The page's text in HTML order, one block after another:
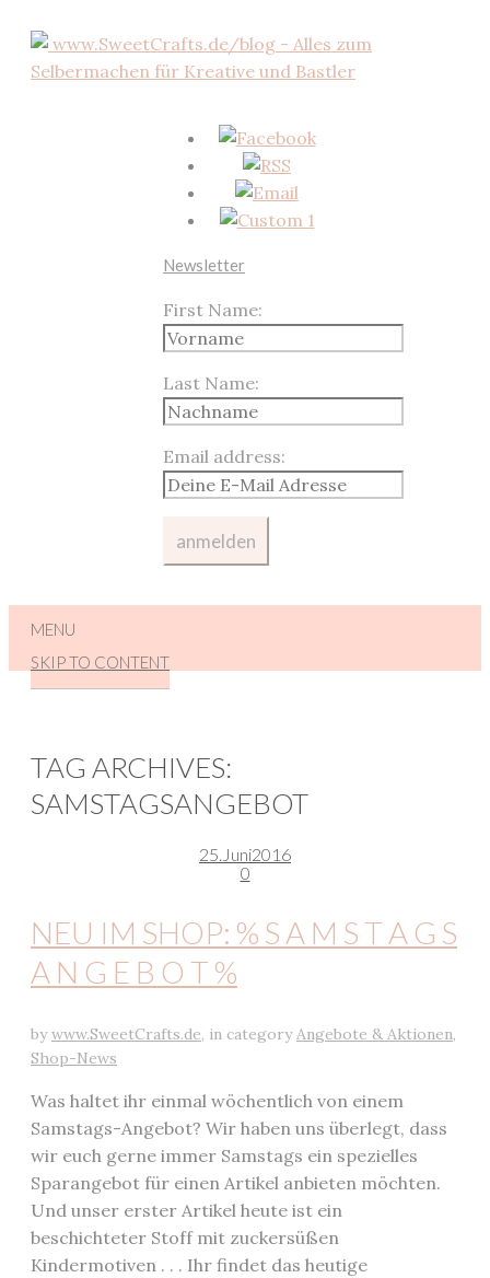
Newsletter
First Name:
Last Name:
Email address:
MENU
SKIP TO CONTENT
TAG ARCHIVES:
SAMSTAGSANGEBOT
25. Juni2016
0
NEU IM SHOP: % S A M S T A G S
A N G E B O T %
bywww.SweetCrafts.de, in categoryAngebote & Aktionen,
Shop-News
Was haltet ihr einmal wöchentlich von einem
Samstags-Angebot? Wir haben uns überlegt, dass
wir euch gerne immer Samstags ein spezielles
Sparangebot für einen Artikel anbieten möchten.
Und unser erster Artikel heute ist ein
beschichteter Stoff mit zuckersüßen
Kindermotiven . . . Ihr findet das heutige